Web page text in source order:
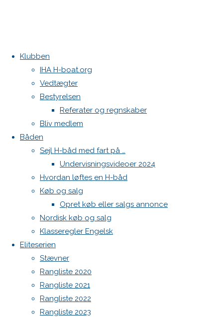
Klubben
IHA H-boat.org
Vedtægter
Bestyrelsen
Referater og regnskaber
Bliv medlem
Båden
Sejl H-båd med fart på …
Undervisningsvideoer 2024
Hvordan løftes en H-båd
Køb og salg
Opret køb eller salgs annonce
Nordisk køb og salg
Klasseregler Engelsk
Eliteserien
Stævner
Rangliste 2020
Rangliste 2021
Rangliste 2022
Rangliste 2023
Home
2
size
2048
Previous
image
Next
image
Skriv
et
Kontakt
Danske H-bådssejlere
Klubben: klubben@H-båd.dk
Hjemmeside: web@H-båd.dk
Find os på
Seneste på H-båd.dk
Sejl, spilerstrømpe og rullefok-presenning til H-båd:
Høj Jensen fokke til salg
Spilerstage/Spinlock jollevest xl
North MH-6 fok i fin kapsejlads-stand sælges
Botnia 1987 DEN 613
WordPress.org